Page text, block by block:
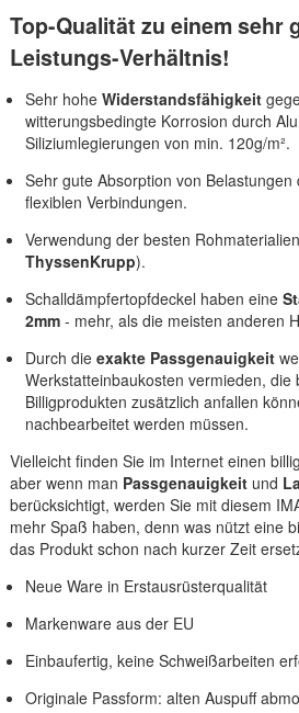
Top-Qualität zu einem sehr
Leistungs-Verhältnis!
Sehr hohe Widerstandsfähigkeit
witterungsbedingte Korrosion durch
Siliziumlegierungen von min. 120g/m².
Sehr gute Absorption von
flexiblen Verbindungen.
Verwendung der besten
ThyssenKrupp).
Schalldämpfertopfdeckel haben eine
2mm- mehr, als die meisten anderen
Durch dieexakte Passgenauigkeit
Werkstatteinbaukosten vermieden, die
Billigprodukten zusätzlich anfallen
nachbearbeitet werden müssen.
Vielleicht finden Sie im Internet einen
aber wenn man Passgenauigkeit und
berücksichtigt, werden Sie mit diesem
mehr Spaß haben, denn was nützt eine
das Produkt schon nach kurzer Zeit
Neue Ware in Erstausrüsterqualität
Markenware aus der EU
Einbaufertig, keine Schweißarbeiten
Originale Passform: alten Auspuff